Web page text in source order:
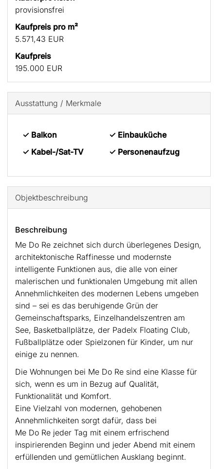
provisionsfrei
Kaufpreis pro m²
5.571,43 EUR
Kaufpreis
195.000 EUR
Ausstattung / Merkmale
✓ Balkon
✓ Einbauküche
✓ Kabel-/Sat-TV
✓ Personenaufzug
Objekt­beschreibung
Beschreibung
Me Do Re zeichnet sich durch überlegenes Design,
architektonische Raffinesse und modernste
intelligente Funktionen aus, die alle von einer
malerischen und funktionalen Umgebung mit allen
Annehmlichkeiten des modernen Lebens umgeben
sind – sei es das beruhigende Grün der
Gemeinschaftsparks, Einzelhandelszentren am
See, Basketballplätze, der Padelx Floating Club,
Fußballplätze oder Spielzonen für Kinder, um nur
einige zu nennen.
Die Wohnungen bei Me Do Re sind eine Klasse für
sich, wenn es um in Bezug auf Qualität,
Funktionalität und Komfort.
Eine Vielzahl von modernen, gehobenen
Annehmlichkeiten sorgt dafür, dass bei
Me Do Re jeder Tag mit einem erfrischend
inspirierenden Beginn und jeder Abend mit einem
erfüllenden und gemütlichen Ausklang beginnt.